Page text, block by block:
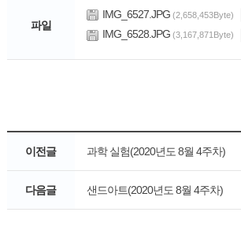
파일
IMG_6527.JPG (2,658,453Byte)
IMG_6528.JPG (3,167,871Byte)
이전글 과학 실험(2020년도 8월 4주차)
다음글 샌드아트(2020년도 8월 4주차)